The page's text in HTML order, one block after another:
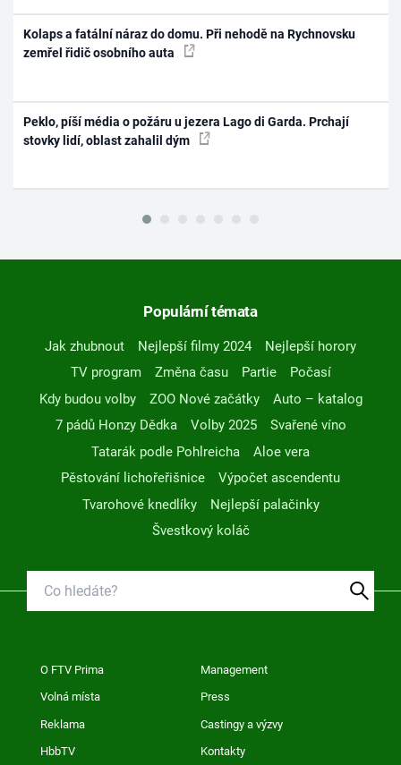
Kolaps a fatální náraz do domu. Při nehodě na Rychnovsku
zemřel řidič osobního auta
Peklo, píší média o požáru u jezera Lago di Garda. Prchají
stovky lidí, oblast zahalil dým
Populární témata
Jak zhubnout Nejlepší filmy 2024
Nejlepší horory
TV program
Změna času Partie
Počasí
Kdy budou volby
ZOO Nové začátky
Auto – katalog
7 pádů Honzy Dědka
Volby 2025
Svařené víno
Tatarák podle Pohlreicha
Aloe vera
Pěstování lichořeřišnice
Výpočet ascendentu
Tvarohové knedlíky
Nejlepší palačinky
Švestkový koláč
O FTV Prima Management
Volná místa Press
Reklama Castingy a výzvy
HbbTV Kontakty